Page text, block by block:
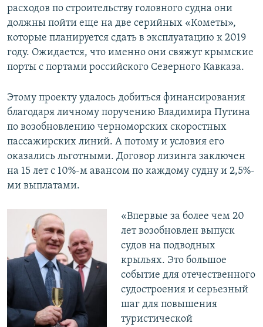
расходов по строительству головного судна они
должны пойти еще на две серийных «Кометы»,
которые планируется сдать в эксплуатацию к 2019
году. Ожидается, что именно они свяжут крымские
порты с портами российского Северного Кавказа.
Этому проекту удалось добиться финансирования
благодаря личному поручению Владимира Путина
по возобновлению черноморских скоростных
пассажирских линий. А потому и условия его
оказались льготными. Договор лизинга заключен
на 15 лет с 10%-м авансом по каждому судну и 2,5%-
ми выплатами.
«Впервые за более чем 20
лет возобновлен выпуск
судов на подводных
крыльях. Это большое
событие для отечественного
судостроения и серьезный
шаг для повышения
туристической